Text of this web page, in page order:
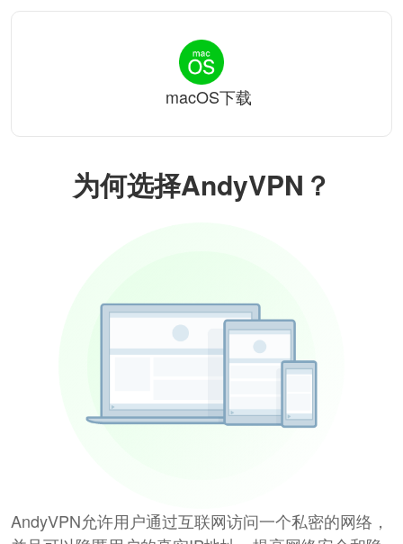
为何选择AndyVPN？
AndyVPN允许用户通过互联网访问一个私密的网络，
macOS下载